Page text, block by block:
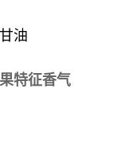
油
特征香气